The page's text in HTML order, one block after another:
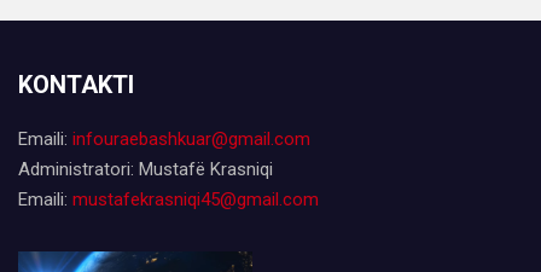
KONTAKTI
Emaili: infouraebashkuar@gmail.com
Administratori: Mustafë Krasniqi
Emaili: mustafekrasniqi45@gmail.com